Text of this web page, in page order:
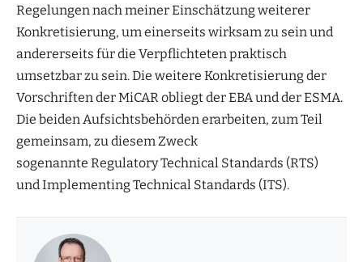
Regelungen nach meiner Einschätzung weiterer
Konkretisierung, um einerseits wirksam zu sein und
andererseits für die Verpflichteten praktisch
umsetzbar zu sein. Die weitere Konkretisierung der
Vorschriften der MiCAR obliegt der EBA und der ESMA.
Die beiden Aufsichtsbehörden erarbeiten, zum Teil
gemeinsam, zu diesem Zweck
sogenannte Regulatory Technical Standards (RTS)
und Implementing Technical Standards (ITS).